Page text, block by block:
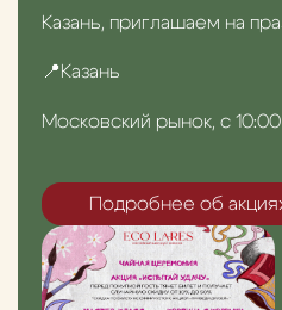
Казань, приглашаем на
📍Казань
Московский рынок, с
Подробнее об